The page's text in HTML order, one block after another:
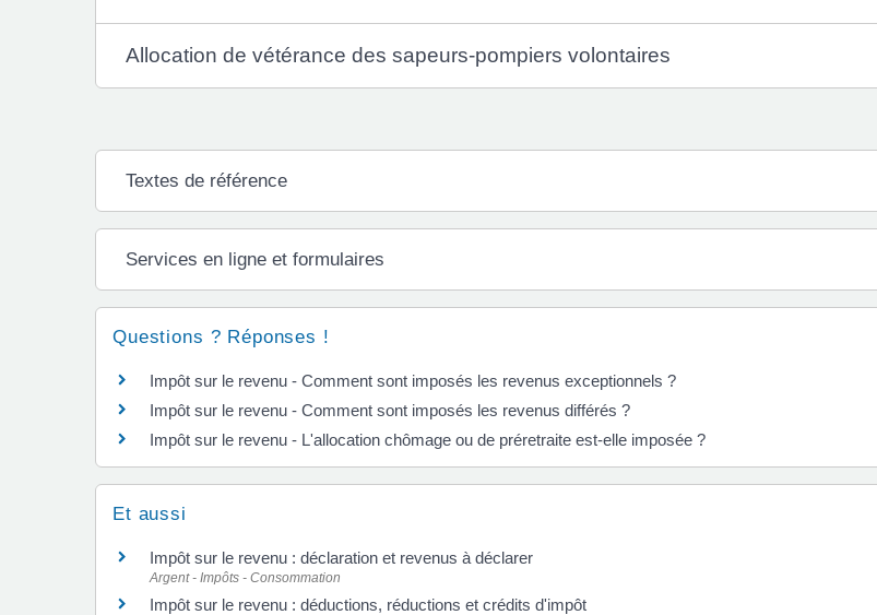
Allocation de vétérance des sapeurs-pompiers volontaires
Textes de référence
Services en ligne et formulaires
Questions ? Réponses !
Impôt sur le revenu - Comment sont imposés les revenus exceptionnels ?
Impôt sur le revenu - Comment sont imposés les revenus différés ?
Impôt sur le revenu - L'allocation chômage ou de préretraite est-elle imposée ?
Et aussi
Impôt sur le revenu : déclaration et revenus à déclarer
Argent - Impôts - Consommation
Impôt sur le revenu : déductions, réductions et crédits d'impôt